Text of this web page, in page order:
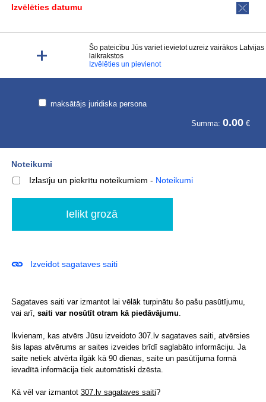
Izvēlēties datumu
Šo pateicību Jūs variet ievietot uzreiz vairākos Latvijas
laikrakstos
Izvēlēties un pievienot
maksātājs juridiska persona
Summa: 0.00€
Noteikumi
Izlasīju un piekrītu noteikumiem - Noteikumi
Izveidot sagataves saiti
Sagataves saiti var izmantot lai vēlāk turpinātu šo pašu pasūtījumu,
vai arī, saiti var nosūtīt otram kā piedāvājumu
Ikvienam, kas atvērs Jūsu izveidoto 307.lv sagataves saiti, atvērsies
šis lapas atvērums ar saites izveides brīdī saglabāto informāciju. Ja
saite netiek atvērta ilgāk kā 90 dienas, saite un pasūtījuma formā
ievadītā informācija tiek automātiski dzēsta.
Kā vēl var izmantot 307.lv sagataves saiti?